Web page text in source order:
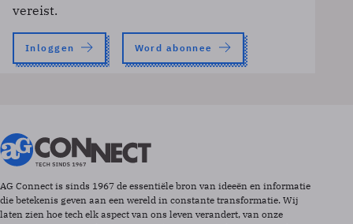
vereist.
Inloggen Word abonnee
AG Connect is sinds 1967 de essentiële bron van ideeën en informatie
die betekenis geven aan een wereld in constante transformatie. Wij
laten zien hoe tech elk aspect van ons leven verandert, van onze